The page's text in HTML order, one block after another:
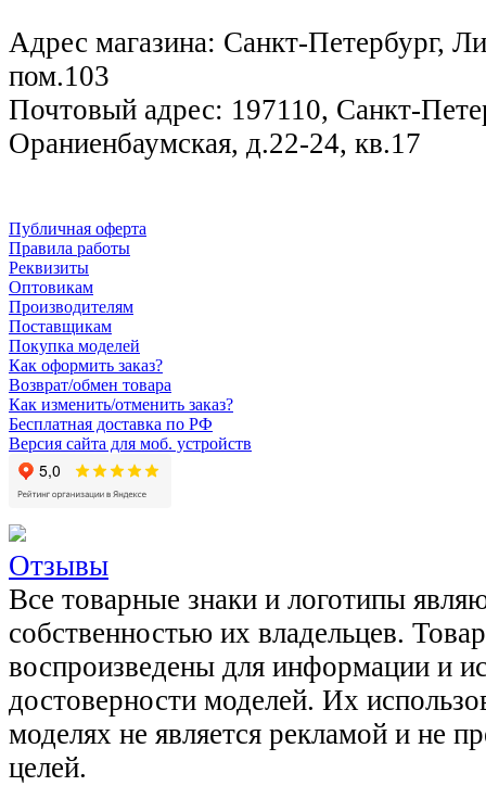
Адрес магазина: Санкт-Петербург,
пом.103
Почтовый адрес: 197110, Санкт-
Ораниенбаумская, д.22-24, кв.17
Публичная оферта
Правила работы
Реквизиты
Оптовикам
Производителям
Поставщикам
Покупка моделей
Как оформить заказ?
Возврат/обмен товара
Как изменить/отменить заказ?
Бесплатная доставка по РФ
Версия сайта для моб. устройств
Отзывы
Все товарные знаки и логотипы
собственностью их владельцев.
воспроизведены для информации и
достоверности моделей. Их
моделях не является рекламой и не
целей.